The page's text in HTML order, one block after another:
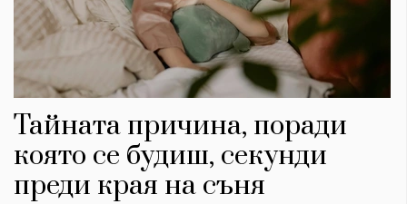
Тайната причина, поради
която се будиш, секунди
преди края на съня